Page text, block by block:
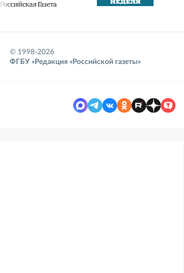
© 1998-2026
ФГБУ «Редакция «Российской газеты»